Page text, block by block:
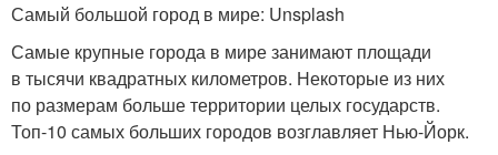
Самый большой город в мире: Unsplash
Самые крупные города в мире занимают площади
в тысячи квадратных километров. Некоторые из них
по размерам больше территории целых государств.
Топ-10 самых больших городов возглавляет Нью-Йорк.